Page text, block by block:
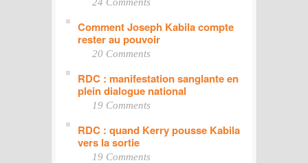
Comment Joseph Kabila compte
rester au pouvoir
20 Comments
RDC : manifestation sanglante en
plein dialogue national
19 Comments
RDC : quand Kerry pousse Kabila
vers la sortie
19 Comments